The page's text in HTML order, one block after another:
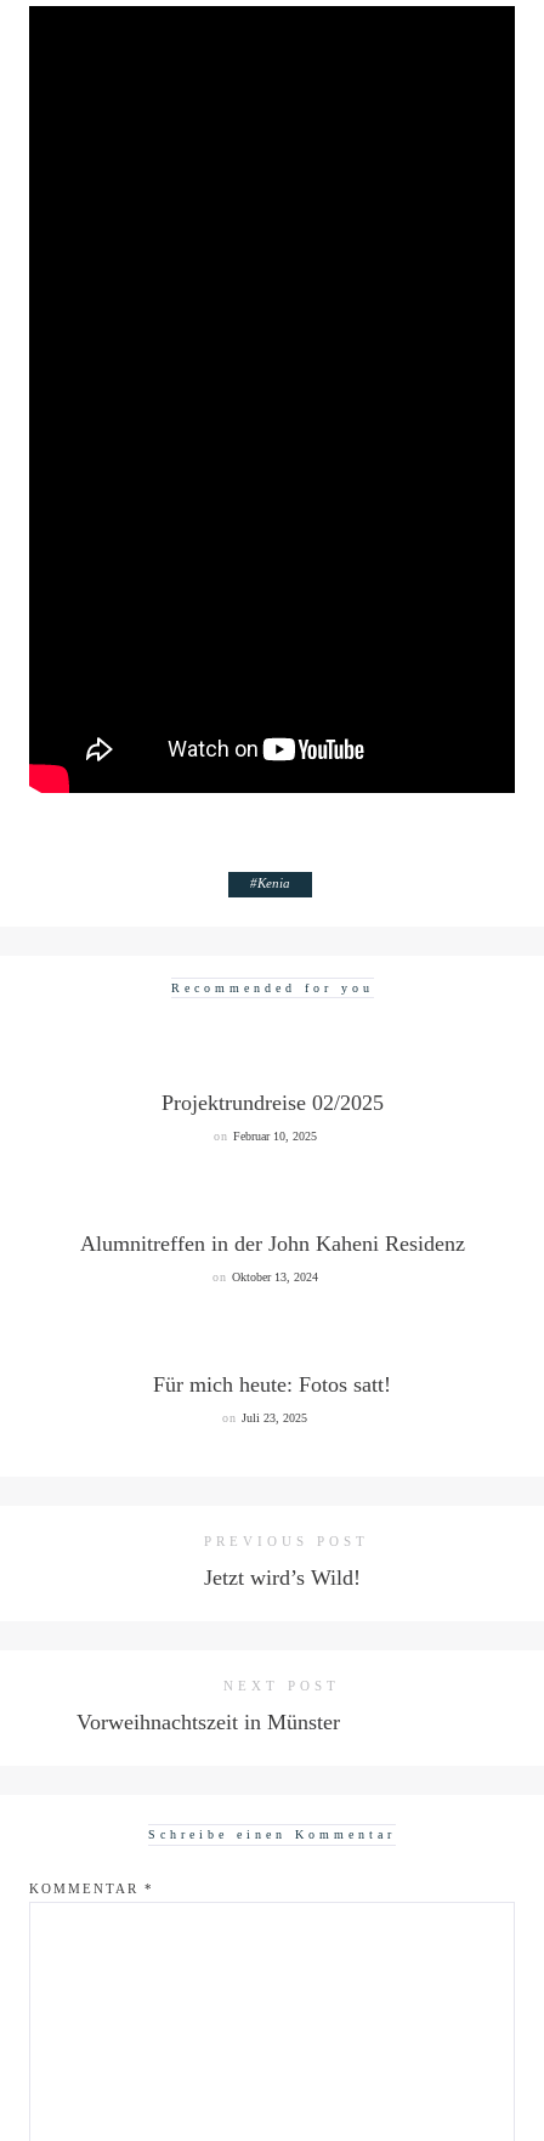
#Kenia
Recommended for you
Projektrundreise 02/2025
on Februar 10, 2025
Alumnitreffen in der John Kaheni Residenz
on Oktober 13, 2024
Für mich heute: Fotos satt!
on Juli 23, 2025
PREVIOUS POST
Jetzt wird’s Wild!
NEXT POST
Vorweihnachtszeit in Münster
Schreibe einen Kommentar
KOMMENTAR *